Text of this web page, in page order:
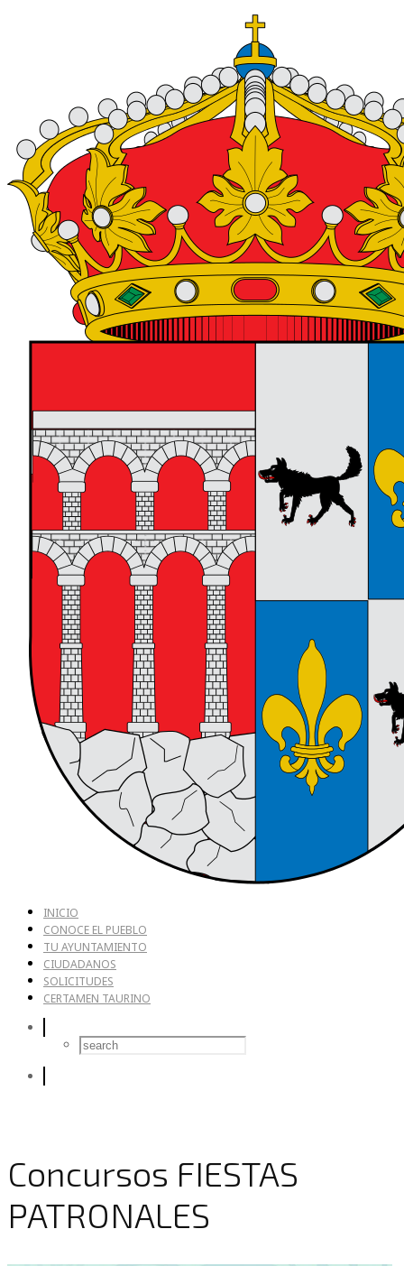
INICIO
CONOCE EL PUEBLO
TU AYUNTAMIENTO
CIUDADANOS
SOLICITUDES
CERTAMEN TAURINO
Concursos FIESTAS
PATRONALES